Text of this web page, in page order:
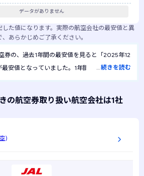
データがありません
た値になります。実際の航空会社の最安値と異
あらかじめご了承ください。
券の、過去1年間の最安値を見ると「2025年12
最安値となっていました。1年間を通して最安値
…続きを読む
の航空券取り扱い航空会社は1社
)